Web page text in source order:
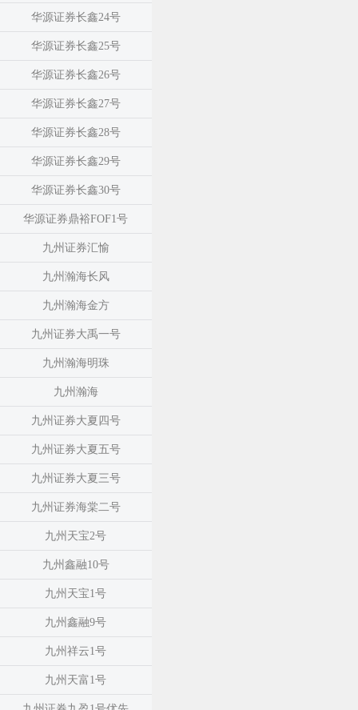
华源证券长鑫24号
华源证券长鑫25号
华源证券长鑫26号
华源证券长鑫27号
华源证券长鑫28号
华源证券长鑫29号
华源证券长鑫30号
华源证券鼎裕FOF1号
九州证券汇愉
九州瀚海长风
九州瀚海金方
九州证券大禹一号
九州瀚海明珠
九州瀚海
九州证券大夏四号
九州证券大夏五号
九州证券大夏三号
九州证券海棠二号
九州天宝2号
九州鑫融10号
九州天宝1号
九州鑫融9号
九州祥云1号
九州天富1号